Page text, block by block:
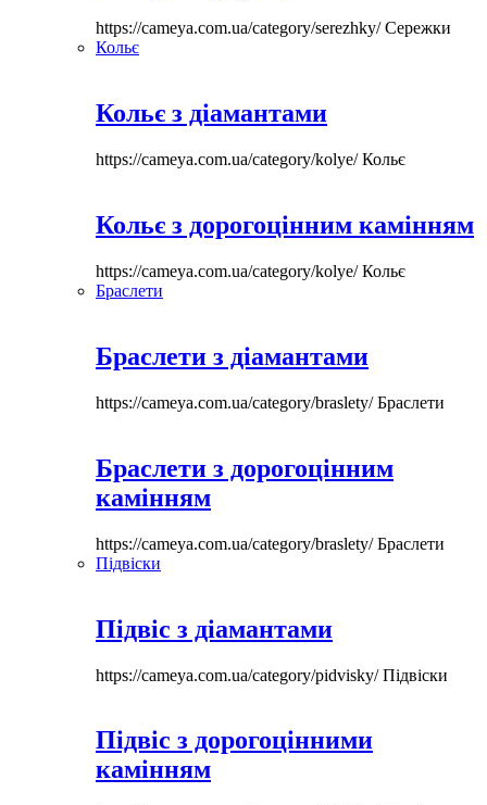
https://cameya.com.ua/category/serezhky/Сережки
Кольє
Кольє з діамантами
https://cameya.com.ua/category/kolye/Кольє
Кольє з дорогоцінним камінням
https://cameya.com.ua/category/kolye/Кольє
Браслети
Браслети з діамантами
https://cameya.com.ua/category/braslety/Браслети
Браслети з дорогоцінним
камінням
https://cameya.com.ua/category/braslety/Браслети
Підвіски
Підвіс з діамантами
https://cameya.com.ua/category/pidvisky/Підвіски
Підвіс з дорогоцінними
камінням